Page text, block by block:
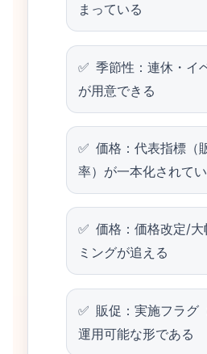
まっている
季節性：連休・イ
が用意できる
価格：代表指標（
率）が一本化されて
価格：価格改定/大
ミングが追える
販促：実施フラグ
運用可能な形である